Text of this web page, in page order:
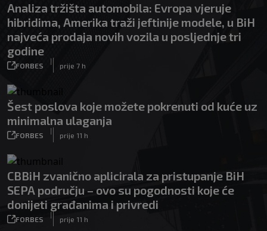
Analiza tržišta automobila: Evropa vjeruje
hibridima, Amerika traži jeftinije modele, u BiH
najveća prodaja novih vozila u posljednje tri
godine
FORBES
|
prije 7 h
Šest poslova koje možete pokrenuti od kuće uz
minimalna ulaganja
FORBES
|
prije 11 h
CBBiH zvanično aplicirala za pristupanje BiH
SEPA području – ovo su pogodnosti koje će
donijeti građanima i privredi
FORBES
|
prije 11 h